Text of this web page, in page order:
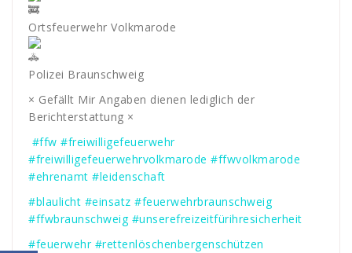
Ortsfeuerwehr Volkmarode
Polizei Braunschweig
× Gefällt Mir Angaben dienen lediglich der
Berichterstattung ×
#ffw #freiwilligefeuerwehr
#freiwilligefeuerwehrvolkmarode #ffwvolkmarode
#ehrenamt #leidenschaft
#blaulicht #einsatz #feuerwehrbraunschweig
#ffwbraunschweig #unserefreizeitfürihresicherheit
#feuerwehr #rettenlöschenbergenschützen